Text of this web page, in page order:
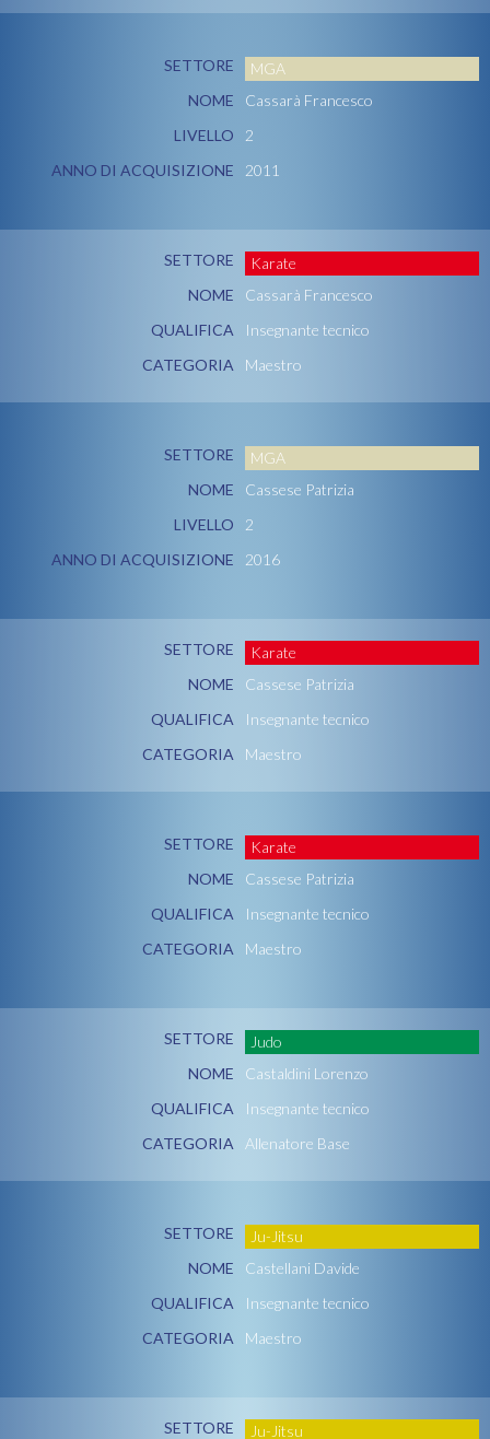
SETTORE
MGA
NOME
Cassarà Francesco
LIVELLO
2
ANNO DI ACQUISIZIONE
2011
SETTORE
Karate
NOME
Cassarà Francesco
QUALIFICA
Insegnante tecnico
CATEGORIA
Maestro
SETTORE
MGA
NOME
Cassese Patrizia
LIVELLO
2
ANNO DI ACQUISIZIONE
2016
SETTORE
Karate
NOME
Cassese Patrizia
QUALIFICA
Insegnante tecnico
CATEGORIA
Maestro
SETTORE
Karate
NOME
Cassese Patrizia
QUALIFICA
Insegnante tecnico
CATEGORIA
Maestro
SETTORE
Judo
NOME
Castaldini Lorenzo
QUALIFICA
Insegnante tecnico
CATEGORIA Allenatore Base
SETTORE
Ju-Jitsu
NOME
Castellani Davide
QUALIFICA
Insegnante tecnico
CATEGORIA
Maestro
SETTORE Ju-Jitsu